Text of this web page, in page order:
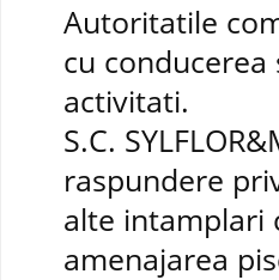
Autoritatile
cu
activitati.
S.C.
raspundere
alte intamplari
amenajarea